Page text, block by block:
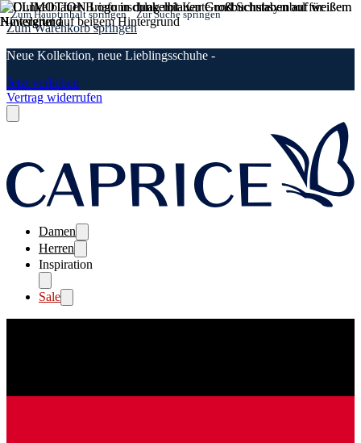
Zum Hauptinhalt springen Zur Suche springen
Zum Warenkorb springen
Neue Kollektion, neue Lieblingsschuhe -
Jetzt verlieben
Vertrag widerrufen
Damen
Herren
Inspiration
Sale